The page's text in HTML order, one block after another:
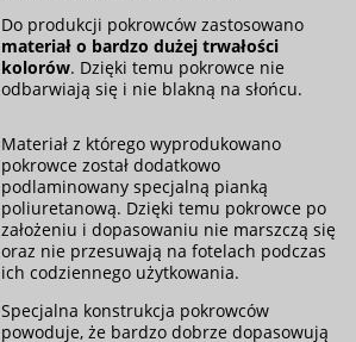
Do produkcji pokrowców zastosowano
materiał o bardzo dużej trwałości
kolorów. Dzięki temu pokrowce nie
odbarwiają się i nie blakną na słońcu.
Materiał z którego wyprodukowano
pokrowce został dodatkowo
podlaminowany specjalną pianką
poliuretanową. Dzięki temu pokrowce po
założeniu i dopasowaniu nie marszczą się
oraz nie przesuwają na fotelach podczas
ich codziennego użytkowania.
Specjalna konstrukcja pokrowców
powoduje, że bardzo dobrze dopasowują